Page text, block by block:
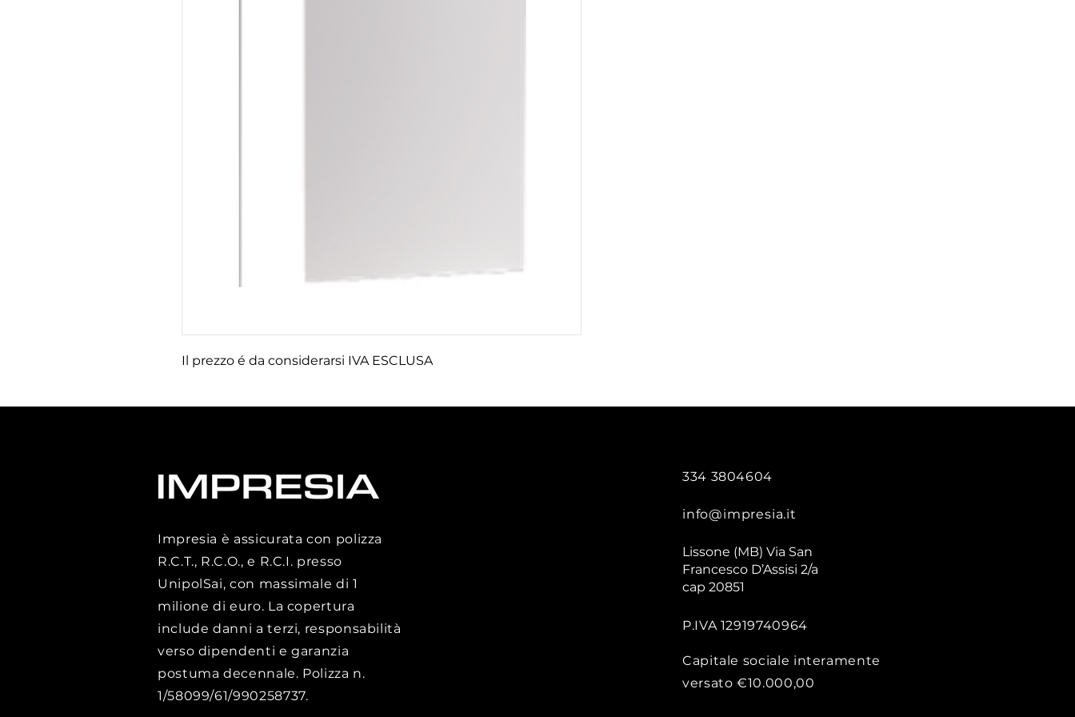
Il prezzo é da considerarsi IVA ESCLUSA
Impresia è assicurata con polizza
R.C.T., R.C.O., e R.C.I. presso
UnipolSai, con massimale di 1
milione di euro. La copertura
include danni a terzi, responsabilità
verso dipendenti e garanzia
postuma decennale. Polizza n.
1/58099/61/990258737.
334 3804604
info@impresia.it
Lissone (MB) Via San
Francesco D’Assisi 2/a
cap 20851
P.IVA 12919740964
Capitale sociale interamente
versato €10.000,00